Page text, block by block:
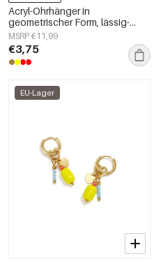
Acryl-Ohrhänger in
geometrischer Form, lässig-
schlichte Serie, Damenschmuck
MSRP €11,99
€3,75
EU-Lager